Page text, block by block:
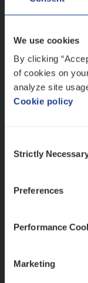
We use cookies
By clicking
of cookies on
analyze site
Cookie policy
Selection
Strictly
Preferences
Performance
Marketing
Lees onze
humor
werk